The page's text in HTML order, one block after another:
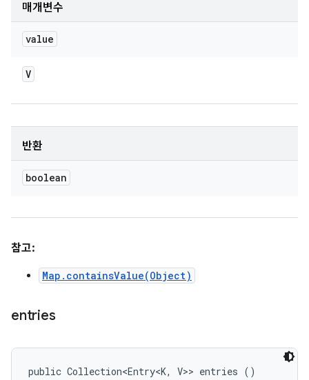
매개변수
value
V
반환
boolean
참고:
Map.containsValue(Object)
entries
public Collection<Entry<K, V>> entries ()